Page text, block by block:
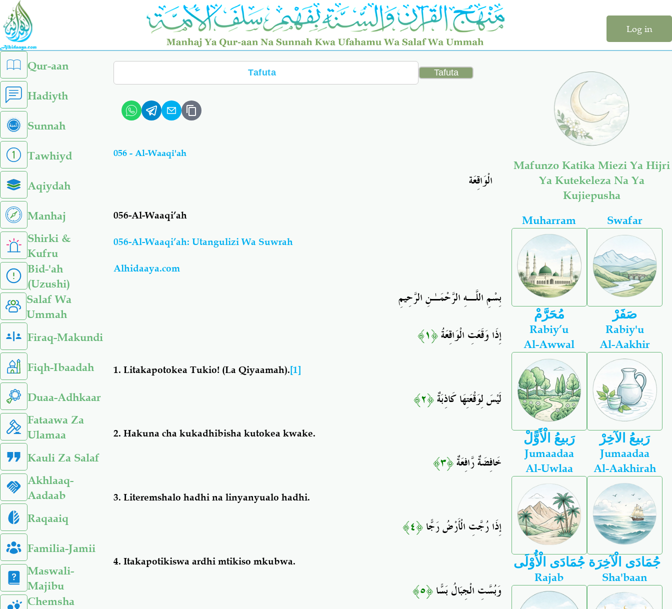
Skip
main
content
Log in
left
sidebar
menu
Qur-aan
Hadiyth
Sunnah
Tawhiyd
Aqiydah
Manhaj
Shirki &
Kufru
Bid-'ah
(Uzushi)
Salaf Wa
Ummah
Firaq-Makundi
Fiqh-Ibaadah
Duaa-Adhkaar
Fataawa Za
Ulamaa
Kauli Za Salaf
Akhlaaq-
Aadaab
Raqaaiq
Familia-Jamii
Maswali-
Majibu
Chemsha
Search
056 - Al-Waaqi'ah
الْوَاقِعَة
056-Al-Waaqi’ah
056-Al-Waaqi’ah: Utangulizi Wa Suwrah
Alhidaaya.com
بِسْمِ اللَّـهِ الرَّحْمَـٰنِ الرَّحِيمِ
إِذَا وَقَعَتِ الْوَاقِعَةُ﴿١﴾
1.Litakapotokea Tukio! (La Qiyaamah).[1]
لَيْسَ لِوَقْعَتِهَا كَاذِبَةٌ﴿٢﴾
2.Hakuna cha kukadhibisha kutokea kwake.
خَافِضَةٌ رَّافِعَةٌ﴿٣﴾
3.Literemshalo hadhi na linyanyualo hadhi.
إِذَا رُجَّتِ الْأَرْضُ رَجًّا﴿٤﴾
4.Itakapotikiswa ardhi mtikiso mkubwa.
وَبُسَّتِ الْجِبَالُ بَسًّا﴿٥﴾
Mafunzo Katika Miezi Ya Hijri
Ya Kutekeleza Na Ya
Kujiepusha
Muharram
مُحَرَّمْ
Swafar
صَفَرْ
Rabiy’u
Al-Awwal
رَبيعُ الْأَوًّلْ
Rabiy'u
Al-Aakhir
رَبيعُ الآخِرْ
Jumaadaa
Al-Uwlaa
جُمَادَى الْأُوْلَى
Jumaadaa
Al-Aakhirah
جُمَادَى الْآخِرَة
Rajab Sha'baan